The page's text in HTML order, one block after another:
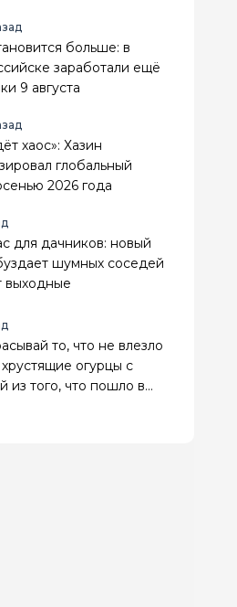
больше: в
заработали ещё
9 августа
хаос»: Хазин
глобальный
2026 года
для дачников: новый
шумных соседей
выходные
то, что не влезло
огурцы с
из того, что пошло в